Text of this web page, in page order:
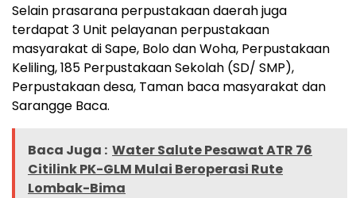
Selain prasarana perpustakaan daerah juga
terdapat 3 Unit pelayanan perpustakaan
masyarakat di Sape, Bolo dan Woha, Perpustakaan
Keliling, 185 Perpustakaan Sekolah (SD/ SMP),
Perpustakaan desa, Taman baca masyarakat dan
Sarangge Baca.
Baca Juga : Water Salute Pesawat ATR 76
Citilink PK-GLM Mulai Beroperasi Rute
Lombak-Bima